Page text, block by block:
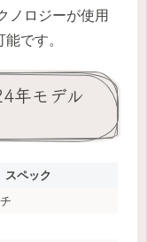
ノロジーが使用
です。
年モデル
スペック